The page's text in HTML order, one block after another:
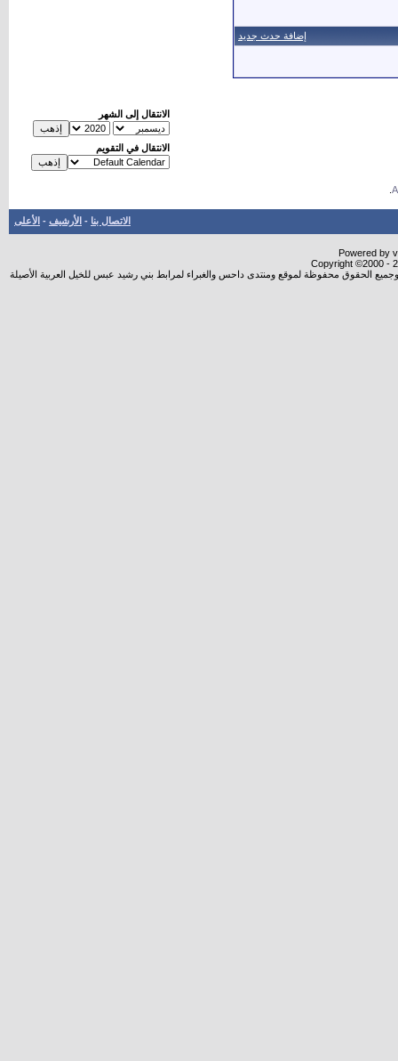
إضافة حدث جديد
الانتقال إلى الشهر
الانتقال في التقويم
الاتصال بنا - الأرشيف - الأعلى
Powered by
Copyright ©2000 -
الحقوق محفوظة لموقع ومنتدى داحس والغبراء لمرابط بني رشيد عبس للخيل العربية الأصيلة